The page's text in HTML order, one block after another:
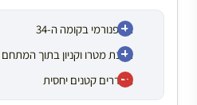
בר פנורמי בקומה ה-34
תחנת מטרו וקניון בתוך המתחם
החדרים קטנים יחסית